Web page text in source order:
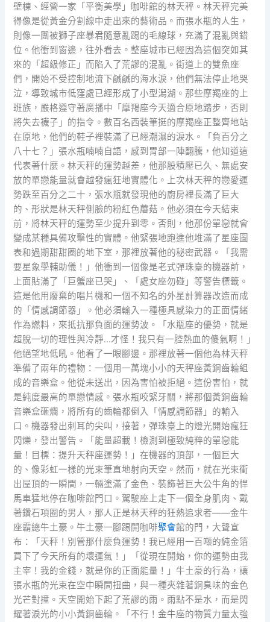
壁棟、經營一家「平衡美學」咖啡館的林天秤。林天秤完美
得像是從黃金分割線中走出來的藝術品。而張水瓶的人生，
則像一團被獅子座暴君隨意亂踢的毛線球，充滿了混亂與錯
位。他衝到窗邊，往外看去。整座城市已經因為這個突如其
來的「超級修正」而陷入了荒謬的混亂。街道上的雙魚座
們，開始不受控制地流下鹹鹹的海水淚，他們無法停止地哭
泣，導致城市低窪處已經形成了小型潟湖。那些摩羯座的上
班族，嚴格遵守著廣播中「摩羯座今天適合原地踏步，否則
將失去襪子」的指令。數百名西裝筆挺的摩羯座正整齊地站
在原地，他們的鞋子裡裝滿了已經潮濕的淚水。「負百分之
八十七？」張水瓶喃喃自語，感到胃部一陣翻騰，他知道這
代表著什麼。林天秤的運勢越差，他那股積壓已久、無處安
放的單戀能量就會越發瘋狂地實體化。上次林天秤的戀愛運
勢跌至百分之二十，張水瓶就發現他的廚房裡長滿了巨大
的、形狀是林天秤側臉的粉紅色蘑菇。他必須在今天結束
前，將林天秤的運勢至少提升到零。否則，他那份單戀就會
變成某種具備攻擊性的實體。他緊張地跑進他堆滿了星座圖
表和過期甜甜圈的地下室，那裡放著他的秘密武器。「我需
要星象學輔助儀！」他衝到一個像是老式彈珠臺的機器前，
上面貼滿了「巨蟹座已哭」、「處女座勿碰」等警告標籤。
這是他用廢棄的唱片機和一個不知名的外星計算器改造而成
的「情感調節器」。他必須輸入一種極具感染力的正面情緒
作為燃料，來抵抗那負面的運勢波。「水瓶座的優勢，就是
超脫一切的理性與冷靜…才怪！我只有一腔熱血的傻氣啊！」
他絕望地低吼。他看了一眼腳邊。那裡放著一個他為林天秤
準備了兩年的禮物：一個用一萬塊小小的天秤座黃銅齒輪組
成的音樂盒。他從未送出，因為害怕被拒絕。這份害怕，就
是純度最高的單戀情感。張水瓶咬緊牙關，將那個黃銅齒輪
音樂盒砸爛，將所有的齒輪都倒入「情感調節器」的輸入
口。機器發出刺耳的尖叫，接著，彈珠臺上的燈光開始瘋狂
閃爍，發出警告。「能量超載！檢測到極致純粹的單戀能
量！目標：提升天秤座運勢！」在機器的頂部，一個巨大
的、像彩虹一樣的光束筆直地射向天空。然而，就在光束衝
出屋頂的一瞬間，一輛塗滿了金色、裝飾著巨大公牛角的悍
馬車猛地停在咖啡館門口。駕駛座上走下一個全身肌肉、戴
著鑽石項圈的男人，那人正是林天秤的狂熱追求者——金牛
座霸總牛土豪。牛土豪一腳踢開咖啡聚會館的門，大聲宣
布：「天秤！別管那什麼負運勢！我已經用一百噸的純金箔
買下了今天所有的壞運氣！」「從現在開始，你的運勢由我
主宰！我的金錢，就是你的正面能量！」牛土豪的行為，讓
張水瓶的光束在空中瞬間扭曲，與一種夾雜著銅臭味的金色
光芒對撞。天空開始下起了荒謬的雨。雨點不是水，而是閃
耀著淚光的小小黃銅齒輪。「不行！金牛座的物質力量太強